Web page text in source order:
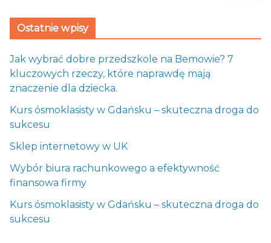
Ostatnie wpisy
Jak wybrać dobre przedszkole na Bemowie? 7
kluczowych rzeczy, które naprawdę mają
znaczenie dla dziecka.
Kurs ósmoklasisty w Gdańsku – skuteczna droga do
sukcesu
Sklep internetowy w UK
Wybór biura rachunkowego a efektywność
finansowa firmy
Kurs ósmoklasisty w Gdańsku – skuteczna droga do
sukcesu